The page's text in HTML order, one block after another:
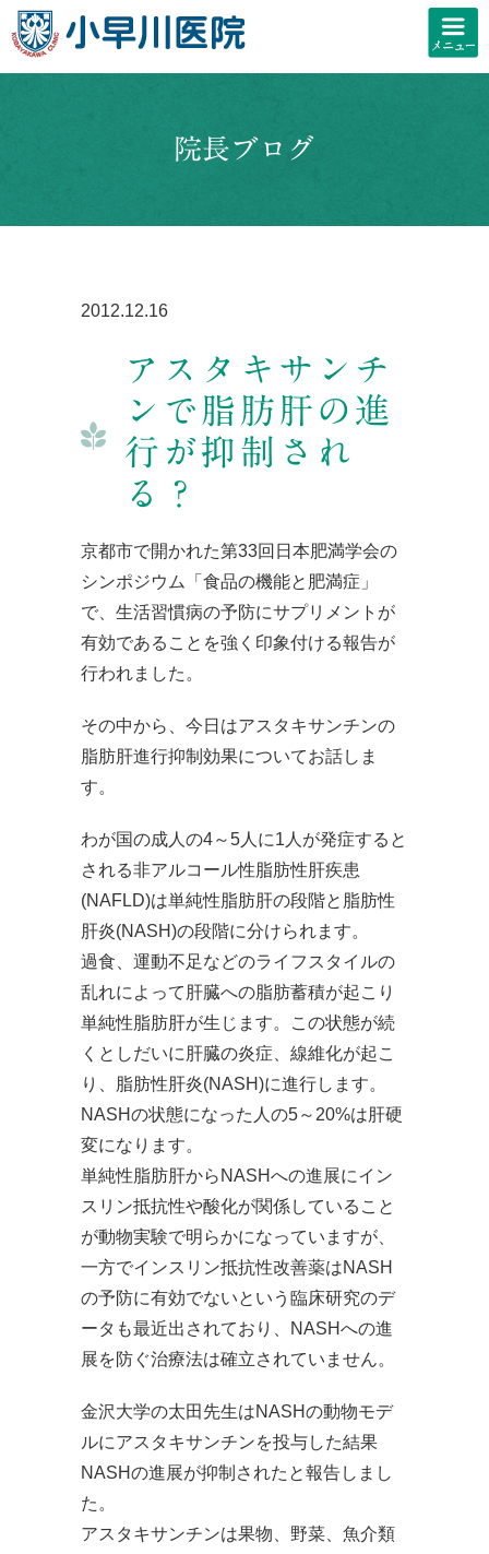
院長ブログ
2012.12.16
アスタキサンチ
ンで脂肪肝の進
行が抑制され
る？
京都市で開かれた第33回日本肥満学会の
シンポジウム「食品の機能と肥満症」
で、生活習慣病の予防にサプリメントが
有効であることを強く印象付ける報告が
行われました。
その中から、今日はアスタキサンチンの
脂肪肝進行抑制効果についてお話しま
す。
わが国の成人の4～5人に1人が発症すると
される非アルコール性脂肪性肝疾患
(NAFLD)は単純性脂肪肝の段階と脂肪性
肝炎(NASH)の段階に分けられます。
過食、運動不足などのライフスタイルの
乱れによって肝臓への脂肪蓄積が起こり
単純性脂肪肝が生じます。この状態が続
くとしだいに肝臓の炎症、線維化が起こ
り、脂肪性肝炎(NASH)に進行します。
NASHの状態になった人の5～20%は肝硬
変になります。
単純性脂肪肝からNASHへの進展にイン
スリン抵抗性や酸化が関係していること
が動物実験で明らかになっていますが、
一方でインスリン抵抗性改善薬はNASH
の予防に有効でないという臨床研究のデ
ータも最近出されており、NASHへの進
展を防ぐ治療法は確立されていません。
金沢大学の太田先生はNASHの動物モデ
ルにアスタキサンチンを投与した結果
NASHの進展が抑制されたと報告しまし
た。
アスタキサンチンは果物、野菜、魚介類